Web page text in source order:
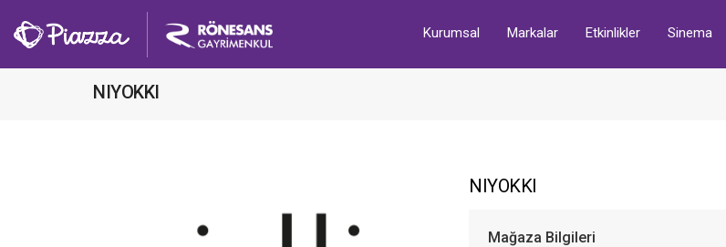
Kurumsal Markalar Etkinlikler Sinema
NIYOKKI
NIYOKKI
Mağaza Bilgileri